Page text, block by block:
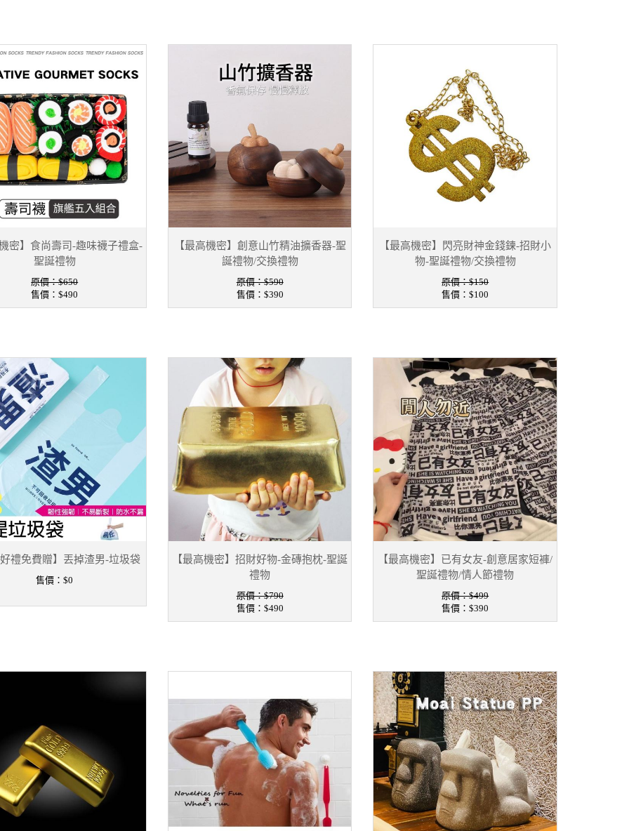
密】食尚壽司-趣味襪子禮盒-
聖誕禮物
原價：$650
售價：$490
【最高機密】創意山竹精油擴香器-聖
誕禮物/交換禮物
原價：$590
售價： $390
【最高機密】閃亮財神金錢鍊-招財小
物-聖誕禮物/交換禮物
原價：$150
售價：$100
禮免費贈】丟掉渣男-垃圾袋
售價：$0
【最高機密】招財好物-金磚抱枕-聖誕
禮物
原價：$790
售價： $490
【最高機密】已有女友-創意居家短褲/
聖誕禮物/情人節禮物
原價：$499
售價：$390